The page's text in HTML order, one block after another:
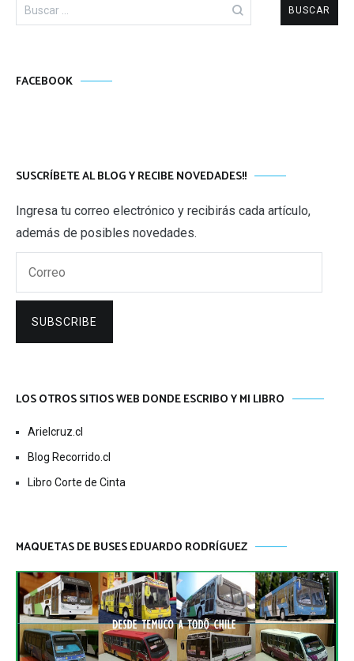
FACEBOOK
SUSCRÍBETE AL BLOG Y RECIBE NOVEDADES!!
Ingresa tu correo electrónico y recibirás cada artículo,
además de posibles novedades.
SUBSCRIBE
LOS OTROS SITIOS WEB DONDE ESCRIBO Y MI LIBRO
Arielcruz.cl
Blog Recorrido.cl
Libro Corte de Cinta
MAQUETAS DE BUSES EDUARDO RODRÍGUEZ